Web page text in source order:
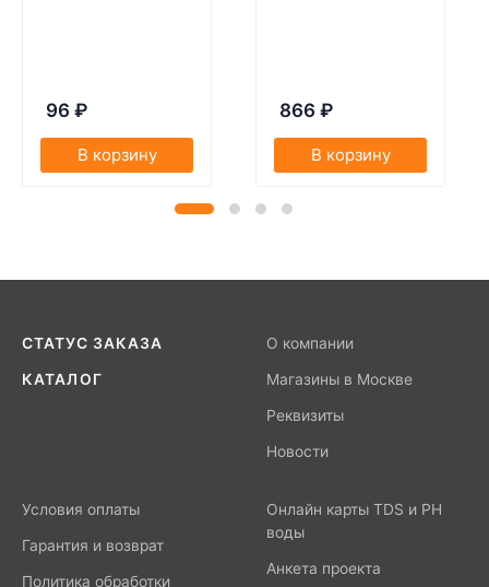
96 ₽
В корзину
866 ₽
В корзину
СТАТУС ЗАКАЗА
КАТАЛОГ
О компании
Магазины в Москве
Реквизиты
Новости
Условия оплаты
Гарантия и возврат
Политика обработки
Онлайн карты TDS и PH
воды
Анкета проекта